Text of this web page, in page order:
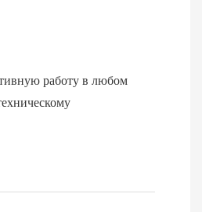
работу в любом